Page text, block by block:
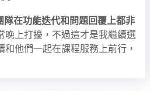
隊在功能迭代和問題回覆上都非
晚上打擾，不過這才是我繼續選
他們一起在課程服務上前行，